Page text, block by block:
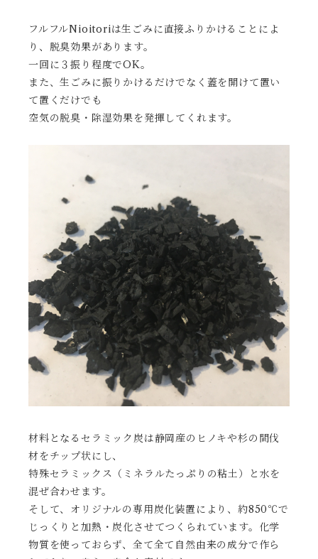
フルフルNioitoriは生ごみに直接ふりかけることによ
り、脱臭効果があります。
一回に３振り程度でOK。
また、生ごみに振りかけるだけでなく蓋を開けて置い
て置くだけでも
空気の脱臭・除湿効果を発揮してくれます。
材料となるセラミック炭は静岡産のヒノキや杉の間伐
材をチップ状にし、
特殊セラミックス（ミネラルたっぷりの粘土）と水を
混ぜ合わせます。
そして、オリジナルの専用炭化装置により、約850℃で
じっくりと加熱・炭化させてつくられています。化学
物質を使っておらず、全て全て自然由来の成分で作ら